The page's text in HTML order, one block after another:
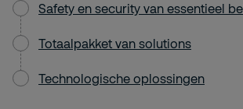
Safety en security van essentieel
Totaalpakket van solutions
Technologische oplossingen